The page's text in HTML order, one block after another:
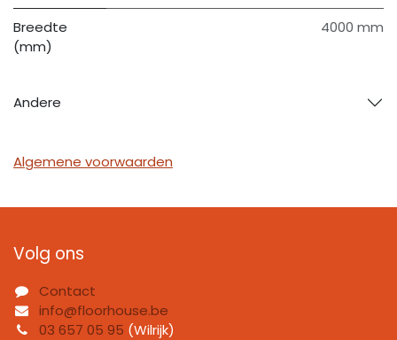
Breedte
(mm)
4000 mm
Andere
Algemene voorwaarden
Volg ons
Contact
info@floorhouse.be
03 657 05 95 (Wilrijk)